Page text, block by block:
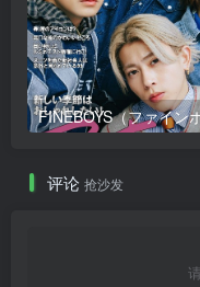
评论 抢沙发